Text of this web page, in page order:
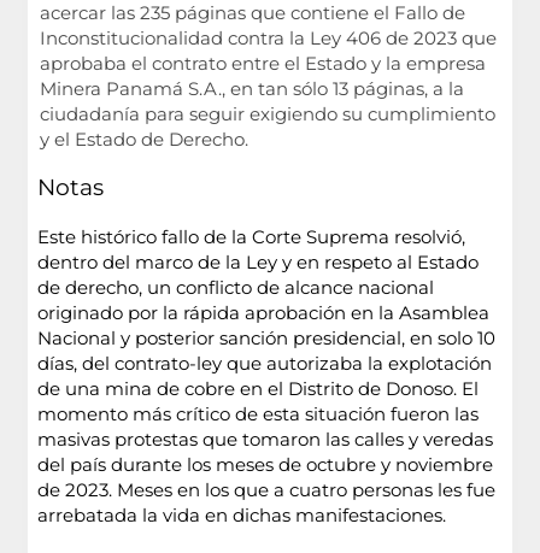
acercar las 235 páginas que contiene el Fallo de
Inconstitucionalidad contra la Ley 406 de 2023 que
aprobaba el contrato entre el Estado y la empresa
Minera Panamá S.A., en tan sólo 13 páginas, a la
ciudadanía para seguir exigiendo su cumplimiento
y el Estado de Derecho.
Notas
Este histórico fallo de la Corte Suprema resolvió,
dentro del marco de la Ley y en respeto al Estado
de derecho, un conflicto de alcance nacional
originado por la rápida aprobación en la Asamblea
Nacional y posterior sanción presidencial, en solo 10
días, del contrato-ley que autorizaba la explotación
de una mina de cobre en el Distrito de Donoso. El
momento más crítico de esta situación fueron las
masivas protestas que tomaron las calles y veredas
del país durante los meses de octubre y noviembre
de 2023. Meses en los que a cuatro personas les fue
arrebatada la vida en dichas manifestaciones.